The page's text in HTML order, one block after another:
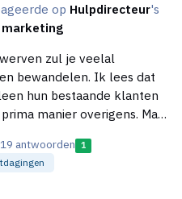
op Hulpdirecteur's
marketing
zul je veelal
bewandelen. Ik lees dat
hun bestaande klanten
manier overigens. Maar
mening 1 dag in de week
19 antwoorden 1